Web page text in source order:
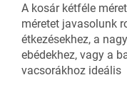
A kosár kétféle
méretet javasolunk
étkezésekhez, a
ebédekhez, vagy a
vacsorákhoz ideális